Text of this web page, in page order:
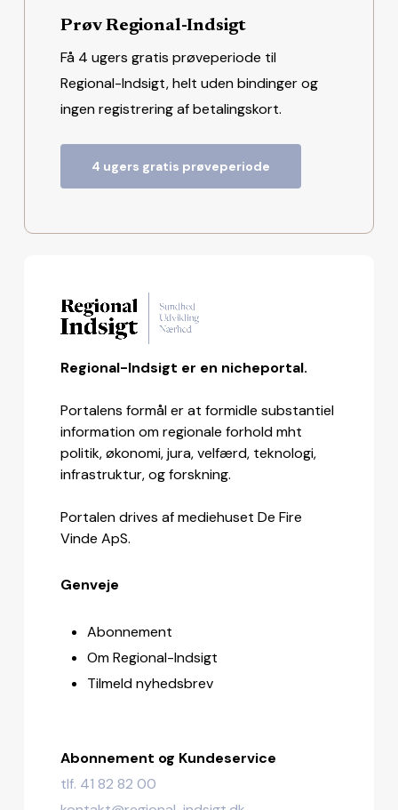
Prøv Regional-Indsigt
Få 4 ugers gratis prøveperiode til
Regional-Indsigt, helt uden bindinger og
ingen registrering af betalingskort.
4 ugers gratis prøveperiode
Regional-Indsigt er en nicheportal.
Portalens formål er at formidle substantiel
information om regionale forhold mht
politik, økonomi, jura, velfærd, teknologi,
infrastruktur, og forskning.
Portalen drives af mediehuset De Fire
Vinde ApS.
Genveje
Abonnement
Om Regional-Indsigt
Tilmeld nyhedsbrev
Abonnement og Kundeservice
tlf. 41 82 82 00